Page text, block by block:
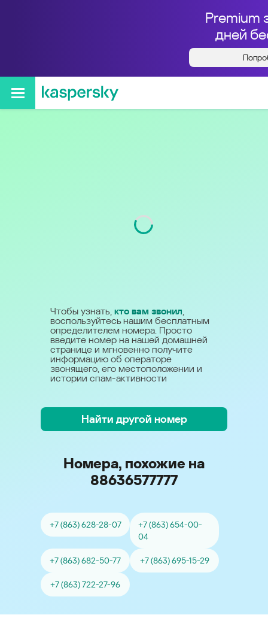
Premium
дней
Кто звонил с номера
+78636577777
Чтобы узнать, кто вам звонил,
воспользуйтесь нашим бесплатным
определителем номера. Просто
введите номер на нашей домашней
странице и мгновенно получите
информацию об операторе
звонящего, его местоположении и
истории спам-активности
Найти другой номер
Номера, похожие на
88636577777
+7 (863) 628-28-07
+7 (863) 654-00-
04
+7 (863) 682-50-77 +7 (863) 695-15-29
+7 (863) 722-27-96